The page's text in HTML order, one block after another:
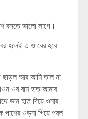
বসতে ভালো লাগে।
হলেই ত ও বের হবে
ছাড়ল আর আমি তাল না
ওর বাম হাত আমার
ডান হাত দিয়ে ওনার
পাশের ওড়না গিয়ে পরল